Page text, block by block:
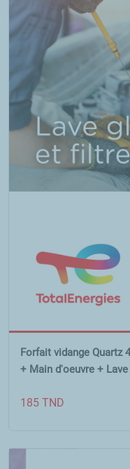
Forfait vidange Quartz
+ Main d'oeuvre +
185 TND